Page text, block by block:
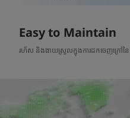
Easy to Maintain
រហ័ស និងងាយស្រួលក្នុងការដកចេញក្រៅនៃ